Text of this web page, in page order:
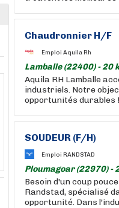
Chaudronnier H/F
Emploi Aquila Rh
Lamballe (22400) - 20
Aquila RH Lamballe
industriels. Notre
opportunités durables
SOUDEUR (F/H)
Emploi RANDSTAD
Ploumagoar (22970) -
Besoin d'un coup
Randstad, spécialisé
opportunité. Dans